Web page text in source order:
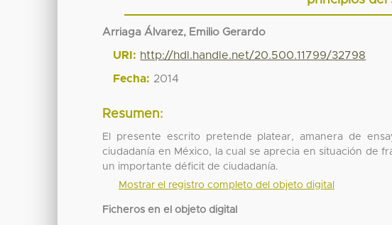
Arriaga Álvarez, Emilio Gerardo
URI: http://hdl.handle.net/20.500.11799/32798
Fecha: 2014
Resumen:
El presente escrito pretende platear, amanera de
ciudadanía en México, la cual se aprecia en situación de
un importante déficit de ciudadanía.
Mostrar el registro completo del objeto digital
Ficheros en el objeto digital